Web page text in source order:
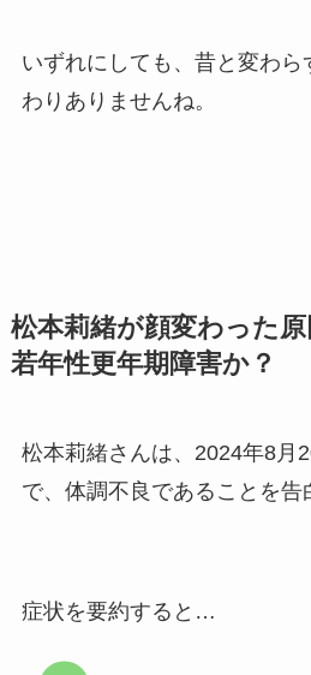
いずれにしても、昔と変わ
わりありませんね。
松本莉緒が顔変わった
若年性更年期障害か？
松本莉緒さんは、2024年8月
で、体調不良であることを告
症状を要約すると…